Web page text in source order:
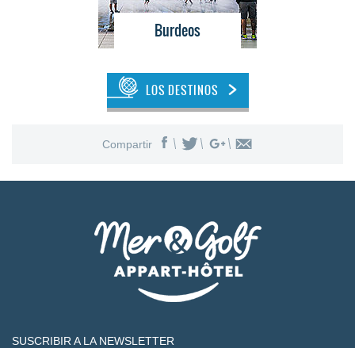
Burdeos
LOS DESTINOS
Compartir
SUSCRIBIR A LA NEWSLETTER